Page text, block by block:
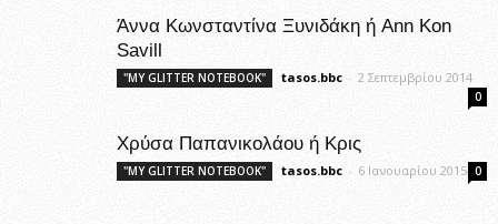
Άννα Κωνσταντίνα Ξυνιδάκη ή Ann Kon
Savill
"MY GLITTER NOTEBOOK" tasos.bbc - 2 Σεπτεμβρίου 2014
0
Χρύσα Παπανικολάου ή Κρις
"MY GLITTER NOTEBOOK" tasos.bbc - 6 Ιανουαρίου 2015 0